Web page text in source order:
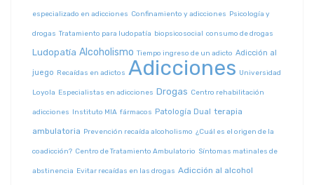
especializado en adicciones Confinamiento y adicciones Psicología y
drogas Tratamiento para ludopatía biopsicosocial consumo de drogas
Ludopatía Alcoholismo Tiempo ingreso de un adicto Adicción al
juego Recaídas en adictos Adicciones Universidad
Loyola Especialistas en adicciones Drogas Centro rehabilitación
adicciones Instituto MIA fármacos Patología Dual
terapia
ambulatoria Prevención recaída alcoholismo ¿Cuál es el origen de la
coadicción? Centro de Tratamiento Ambulatorio Síntomas matinales de
abstinencia Evitar recaídas en las drogas Adicción al alcohol